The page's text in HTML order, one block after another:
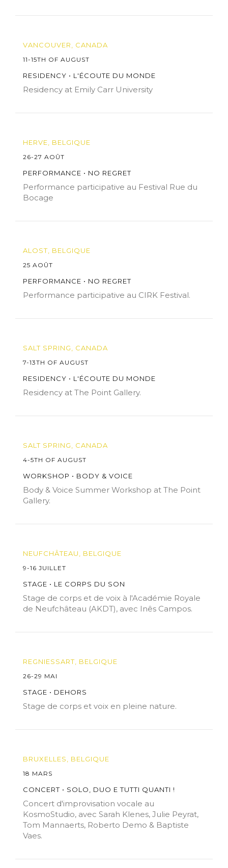
VANCOUVER, CANADA
11-15TH OF AUGUST
RESIDENCY • L'ÉCOUTE DU MONDE
Residency at Emily Carr University
HERVE, BELGIQUE
26-27 AOÛT
PERFORMANCE • NO REGRET
Performance participative au Festival Rue du
Bocage
ALOST, BELGIQUE
25 AOÛT
PERFORMANCE • NO REGRET
Performance participative au CIRK Festival.
SALT SPRING, CANADA
7-13TH OF AUGUST
RESIDENCY • L'ÉCOUTE DU MONDE
Residency at The Point Gallery.
SALT SPRING, CANADA
4-5TH OF AUGUST
WORKSHOP • BODY & VOICE
Body & Voice Summer Workshop at The Point
Gallery.
NEUFCHÂTEAU, BELGIQUE
9-16 JUILLET
STAGE • LE CORPS DU SON
Stage de corps et de voix à l'Académie Royale
de Neufchâteau (AKDT), avec Inês Campos.
REGNIESSART, BELGIQUE
26-29 MAI
STAGE • DEHORS
Stage de corps et voix en pleine nature.
BRUXELLES, BELGIQUE
18 MARS
CONCERT • SOLO, DUO E TUTTI QUANTI !
Concert d'improvisation vocale au
KosmoStudio, avec Sarah Klenes, Julie Peyrat,
Tom Mannaerts, Roberto Demo & Baptiste
Vaes.